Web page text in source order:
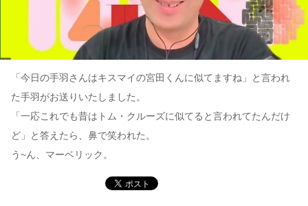
「今日の手羽さんはキスマイの宮田くんに似てますね」と言われ
た手羽がお送りいたしました。
「一応これでも昔はトム・クルーズに似てると言われてたんだけ
ど」と答えたら、鼻で笑われた。
う~ん、マーベリック。